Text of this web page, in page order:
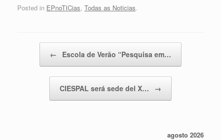
Posted in EPnoTICias, Todas as Noticias.
← Escola de Verão “Pesquisa em…
CIESPAL será sede del X… →
agosto 2026